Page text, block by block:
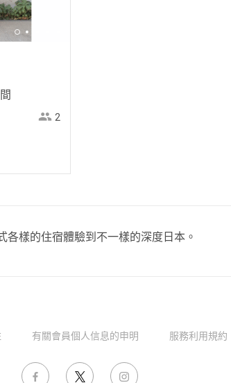
2
樣的住宿體驗到不一樣的深度日本。
有關會員個人信息的申明 服務利用規約